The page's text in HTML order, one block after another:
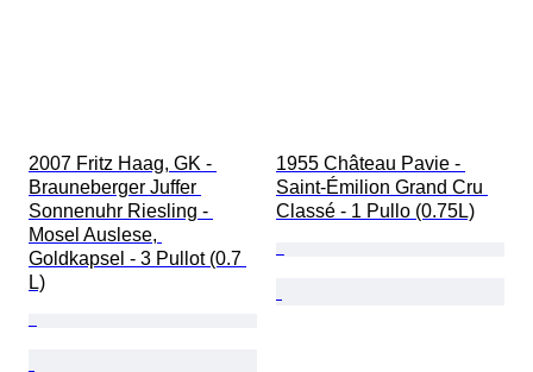
2007 Fritz Haag, GK -
Brauneberger Juffer
Sonnenuhr Riesling -
Mosel Auslese,
Goldkapsel - 3 Pullot (0.7
L)
1955 Château Pavie -
Saint-Émilion Grand Cru
Classé - 1 Pullo (0.75L)